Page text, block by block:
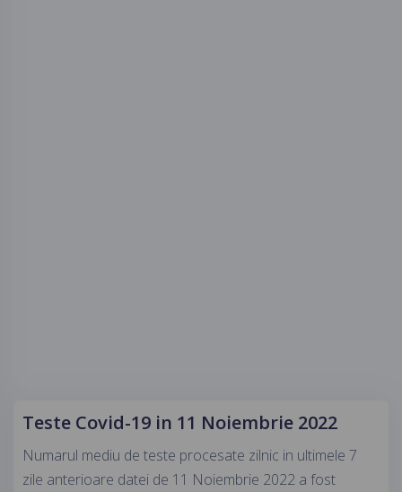
Teste Covid-19 in 11 Noiembrie 2022
Numarul mediu de teste procesate zilnic in ultimele 7
zile anterioare datei de 11 Noiembrie 2022 a fost